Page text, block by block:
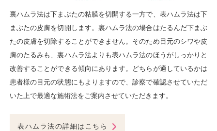
裏ハムラ法は下まぶたの粘膜を切開する一方で、表ハムラ法は下
まぶたの皮膚を切開します。裏ハムラ法の場合はたるんだ下まぶ
たの皮膚を切除することができません。そのため目元のシワや皮
膚のたるみも、裏ハムラ法よりも表ハムラ法のほうがしっかりと
改善することができる傾向にあります。どちらが適しているかは
患者様の目元の状態にもよりますので、診察で確認させていただ
いた上で最適な施術法をご案内させていただきます。
表ハムラ法の詳細はこちら